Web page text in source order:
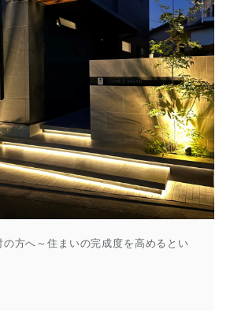
方へ～住まいの完成度を高めるとい